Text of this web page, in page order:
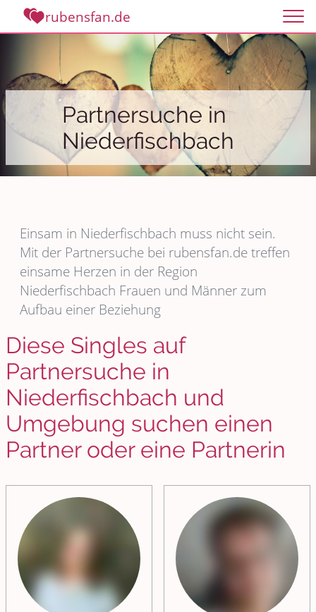
rubensfan.de
Partnersuche in
Niederfischbach
Einsam in Niederfischbach muss nicht sein.
Mit der Partnersuche bei rubensfan.de treffen
einsame Herzen in der Region
Niederfischbach Frauen und Männer zum
Aufbau einer Beziehung
Diese Singles auf
Partnersuche in
Niederfischbach und
Umgebung suchen einen
Partner oder eine Partnerin